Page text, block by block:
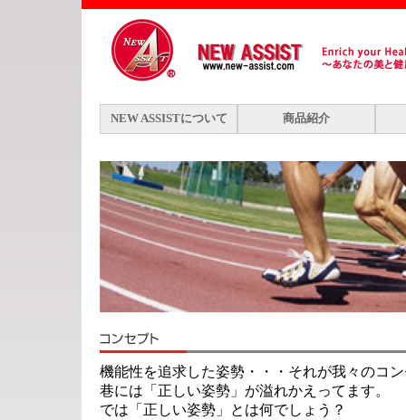
NEW ASSISTについて 商品紹介
機能性を追求した姿勢・・・それが我々のコ
巷には「正しい姿勢」が溢れかえってます。
では「正しい姿勢」とは何でしょう？